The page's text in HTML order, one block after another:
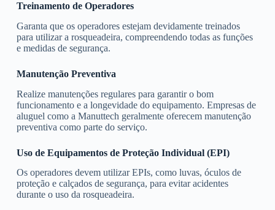
Treinamento de Operadores
Garanta que os operadores estejam devidamente treinados
para utilizar a rosqueadeira, compreendendo todas as funções
e medidas de segurança.
Manutenção Preventiva
Realize manutenções regulares para garantir o bom
funcionamento e a longevidade do equipamento. Empresas de
aluguel como a Manuttech geralmente oferecem manutenção
preventiva como parte do serviço.
Uso de Equipamentos de Proteção Individual (EPI)
Os operadores devem utilizar EPIs, como luvas, óculos de
proteção e calçados de segurança, para evitar acidentes
durante o uso da rosqueadeira.